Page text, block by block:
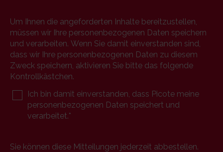
Um Ihnen die angeforderten Inhalte bereitzustellen,
müssen wir Ihre personenbezogenen Daten speichern
und verarbeiten. Wenn Sie damit einverstanden sind,
dass wir Ihre personenbezogenen Daten zu diesem
Zweck speichern, aktivieren Sie bitte das folgende
Kontrollkästchen.
Ich bin damit einverstanden, dass Picote meine
personenbezogenen Daten speichert und
verarbeitet.*
Sie können diese Mitteilungen jederzeit abbestellen.